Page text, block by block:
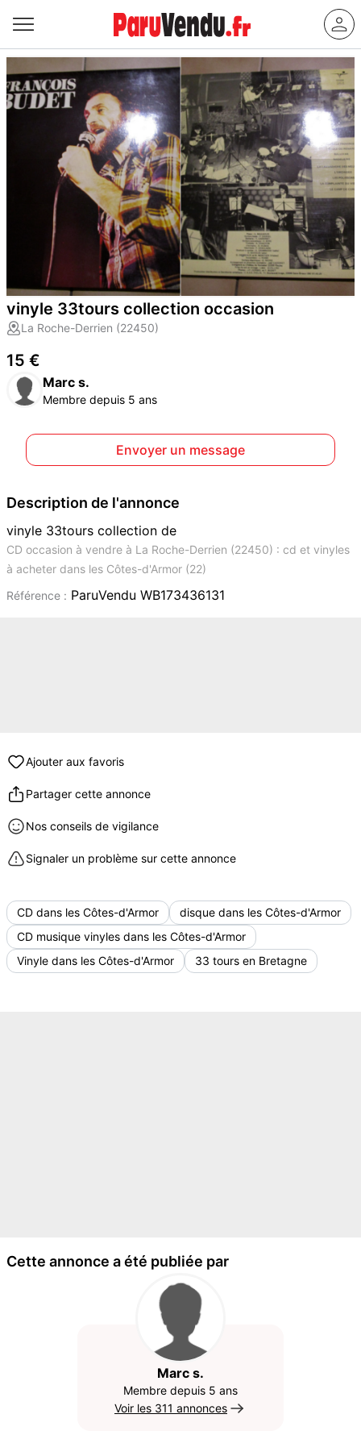
vinyle 33tours collection occasion
La Roche-Derrien (22450)
15 €
Marc s.
Membre depuis 5 ans
Envoyer un message
Description de l'annonce
vinyle 33tours collection de
CD occasion à vendre à La Roche-Derrien (22450) : cd et vinyles
à acheter dans les Côtes-d'Armor (22)
Référence : ParuVendu WB173436131
Ajouter aux favoris
Partager cette annonce
Nos conseils de vigilance
Signaler un problème sur cette annonce
CD dans les Côtes-d'Armor
disque dans les Côtes-d'Armor
CD musique vinyles dans les Côtes-d'Armor
Vinyle dans les Côtes-d'Armor
33 tours en Bretagne
Cette annonce a été publiée par
Marc s.
Membre depuis 5 ans
Voir les 311 annonces